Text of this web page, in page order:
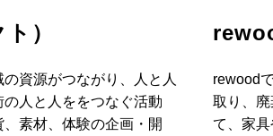
）
資源がつながり、人と人
人と人ををつなぐ活動
素材、体験の企画・開
rewood
取り、
て、家